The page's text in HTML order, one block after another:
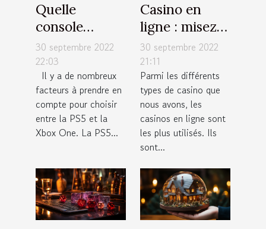
Quelle
console
choisir entre
la PS5 et la
Xbox One ?
30 septembre 2022
22:03
Il y a de nombreux
facteurs à prendre en
compte pour choisir
entre la PS5 et la
Xbox One. La PS5...
Casino en
ligne : misez
de petites
sommes
d’argent à
chaque fois
30 septembre 2022
21:11
Parmi les différents
types de casino que
nous avons, les
casinos en ligne sont
les plus utilisés. Ils
sont...